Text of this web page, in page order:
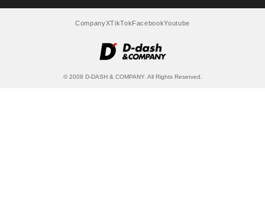
CompanyXTikTokFacebookYoutube
© 2008 D-DASH & COMPANY. All Rights Reserved.